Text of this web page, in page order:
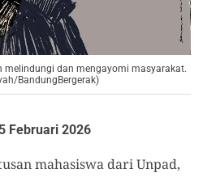
melindungi dan mengayomi masyarakat.
BandungBergerak)
Februari 2026
mahasiswa dari Unpad,